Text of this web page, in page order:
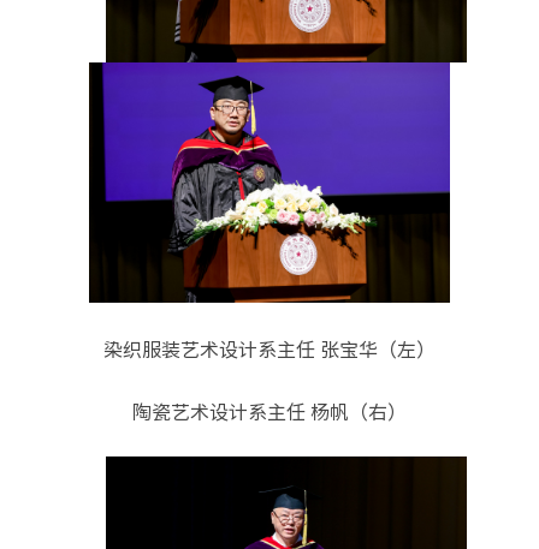
染织服装艺术设计系主任 张宝华（左）
陶瓷艺术设计系主任 杨帆（右）